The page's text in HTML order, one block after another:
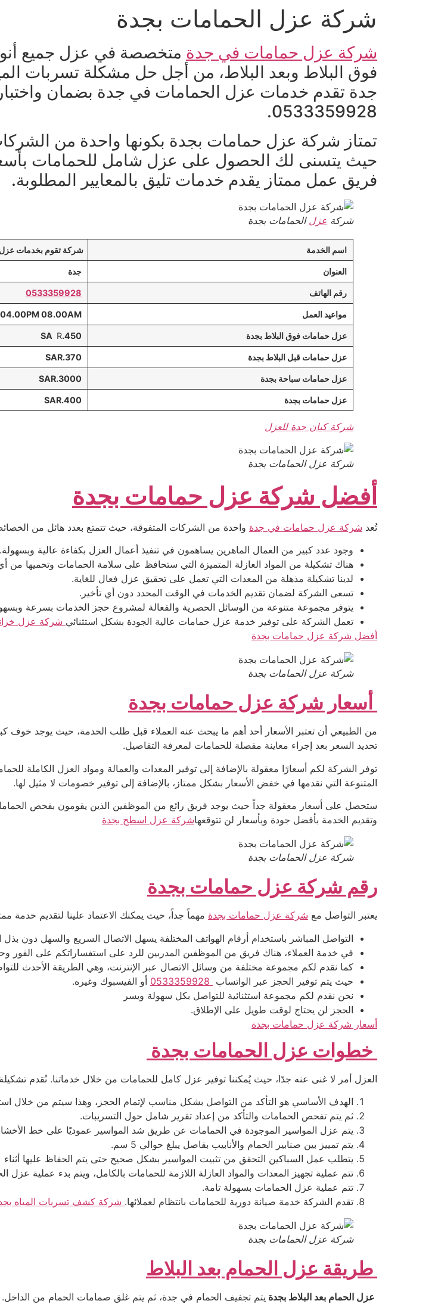
شركة عزل الحمامات بجدة
شركة عزل حمامات في جدة متخصصة في عزل جميع
فوق البلاط وبعد البلاط، من أجل حل مشكلة تسربات
جدة تقدم خدمات عزل الحمامات في جدة بضمان
0533359928.
تمتاز شركة عزل حمامات بجدة بكونها واحدة من
حيث يتسنى لك الحصول على عزل شامل للحمامات
فريق عمل ممتاز يقدم خدمات تليق بالمعايير المطلوبة.
شركة عزل الحمامات بجدة
اسم الخدمة شركة تقوم بخدمات
العنوان جدة
رقم الهاتف 0533359928
مواعيد العمل 04.00PM 08.00AM
عزل حمامات فوق البلاط بجدة 450.SA
R
عزل حمامات قبل البلاط بجدة 370.SAR
عزل حمامات سباحة بجدة 3000.SAR
عزل حمامات بجدة 400.SAR
شركة كيان جدة للعزل
شركة عزل الحمامات بجدة
أفضل شركة عزل حمامات بجدة
تُعد شركة عزل حمامات في جدة واحدة من الشركات المتفوقة، حيث تتمتع بعدد هائل من
وجود عدد كبير من العمال الماهرين يساهمون في تنفيذ أعمال العزل بكفاءة عالية وبسهولة.
هناك تشكيلة من المواد العازلة المتميزة التي ستحافظ على سلامة الحمامات وتحميها من
لدينا تشكيلة مذهلة من المعدات التي تعمل على تحقيق عزل فعال للغاية.
تسعى الشركة لضمان تقديم الخدمات في الوقت المحدد دون أي تأخير.
يتوفر مجموعة متنوعة من الوسائل الحصرية والفعالة لمشروع حجز الخدمات بسرعة
تعمل الشركة على توفير خدمة عزل حمامات عالية الجودة بشكل استثنائي شركة عزل
أفضل شركة عزل حمامات بجدة
شركة عزل الحمامات بجدة
أسعار شركة عزل حمامات بجدة
من الطبيعي أن تعتبر الأسعار أحد أهم ما يبحث عنه العملاء قبل طلب الخدمة، حيث يوجد خوف
تحديد السعر بعد إجراء معاينة مفصلة للحمامات لمعرفة التفاصيل.
توفر الشركة لكم أسعارًا معقولة بالإضافة إلى توفير المعدات والعمالة ومواد العزل الكاملة
المتنوعة التي نقدمها في خفض الأسعار بشكل ممتاز، بالإضافة إلى توفير خصومات لا مثيل لها.
ستحصل على أسعار معقولة جداً حيث يوجد فريق رائع من الموظفين الذين يقومون بفحص
وتقديم الخدمة بأفضل جودة وبأسعار لن تتوقعهاشركة عزل اسطح بجدة
شركة عزل الحمامات بجدة
رقم شركة عزل حمامات بجدة
يعتبر التواصل مع شركة عزل حمامات بجدة مهماً جداً، حيث يمكنك الاعتماد علينا لتقديم خدمة
التواصل المباشر باستخدام أرقام الهواتف المختلفة يسهل الاتصال السريع والسهل دون بذل
في خدمة العملاء، هناك فريق من الموظفين المدربين للرد على استفساراتكم على الفور
كما نقدم لكم مجموعة مختلفة من وسائل الاتصال عبر الإنترنت، وهي الطريقة الأحدث
حيث يتم توفير الحجز عبر الواتساب
أو الفيسبوك وغيره.
نحن نقدم لكم مجموعة استثنائية للتواصل بكل سهولة ويسر
الحجز لن يحتاج لوقت طويل على الإطلاق.
أسعار شركة عزل حمامات بجدة
خطوات عزل الحمامات بجدة
العزل أمر لا غنى عنه جدًا، حيث يُمكننا توفير عزل كامل للحمامات من خلال خدماتنا. نُقدم
الهدف الأساسي هو التأكد من التواصل بشكل مناسب لإتمام الحجز، وهذا سيتم من خلال
ثم يتم تفحص الحمامات والتأكد من إعداد تقرير شامل حول التسريبات.
يتم عزل المواسير الموجودة في الحمامات عن طريق شد المواسير عموديًا على خط
يتم تمييز بين صنابير الحمام والأنابيب بفاصل يبلغ حوالي 5 سم.
يتطلب عمل السباكين التحقق من تثبيت المواسير بشكل صحيح حتى يتم الحفاظ عليها أثناء
تتم عملية تجهيز المعدات والمواد العازلة اللازمة للحمامات بالكامل، ويتم بدء عملية عزل
تتم عملية عزل الحمامات بسهولة تامة.
تقدم الشركة خدمة صيانة دورية للحمامات بانتظام لعملائها. شركة كشف تسربات المياه
شركة عزل الحمامات بجدة
طريقة عزل الحمام بعد البلاط
عزل الحمام بعد البلاط بجدة يتم تجفيف الحمام في جدة، ثم يتم غلق صمامات الحمام من